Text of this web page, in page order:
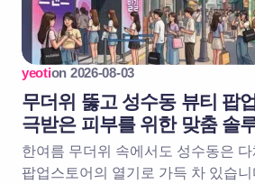
yeotion 2026-08-03
무더위 뚫고 성수동 뷰티 팝
극받은 피부를 위한 맞춤 솔
한여름 무더위 속에서도 성수동은
팝업스토어의 열기로 가득 차 있습